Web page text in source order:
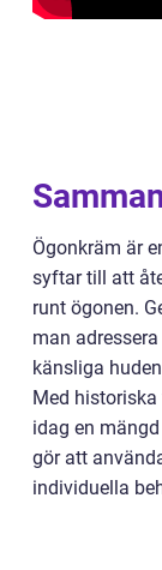
Ögonkräm är
syftar till att
runt ögonen.
man
känsliga
Med
idag en
gör att
individuella